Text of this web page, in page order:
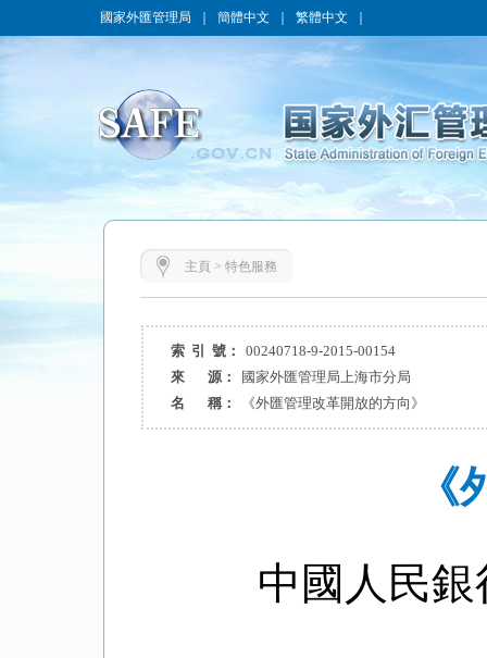
國家外匯管理局 簡體中文 繁體中文
主頁 > 特色服務
索 引 號：
00240718-9-2015-00154
來 源：
國家外匯管理局上海市分局
名 稱：
《外匯管理改革開放的方向》
中國人民